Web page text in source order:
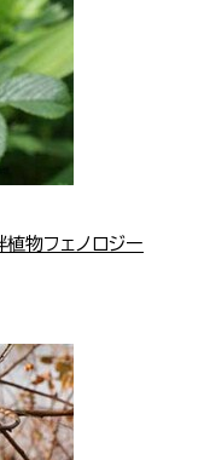
植物フェノロジー